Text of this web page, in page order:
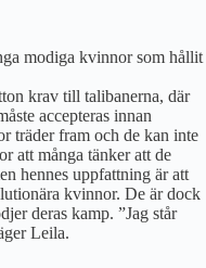
modiga kvinnor som hållit
krav till talibanerna, där
accepteras innan
träder fram och de kan inte
att många tänker att de
hennes uppfattning är att
kvinnor. De är dock
deras kamp. ”Jag står
Leila.